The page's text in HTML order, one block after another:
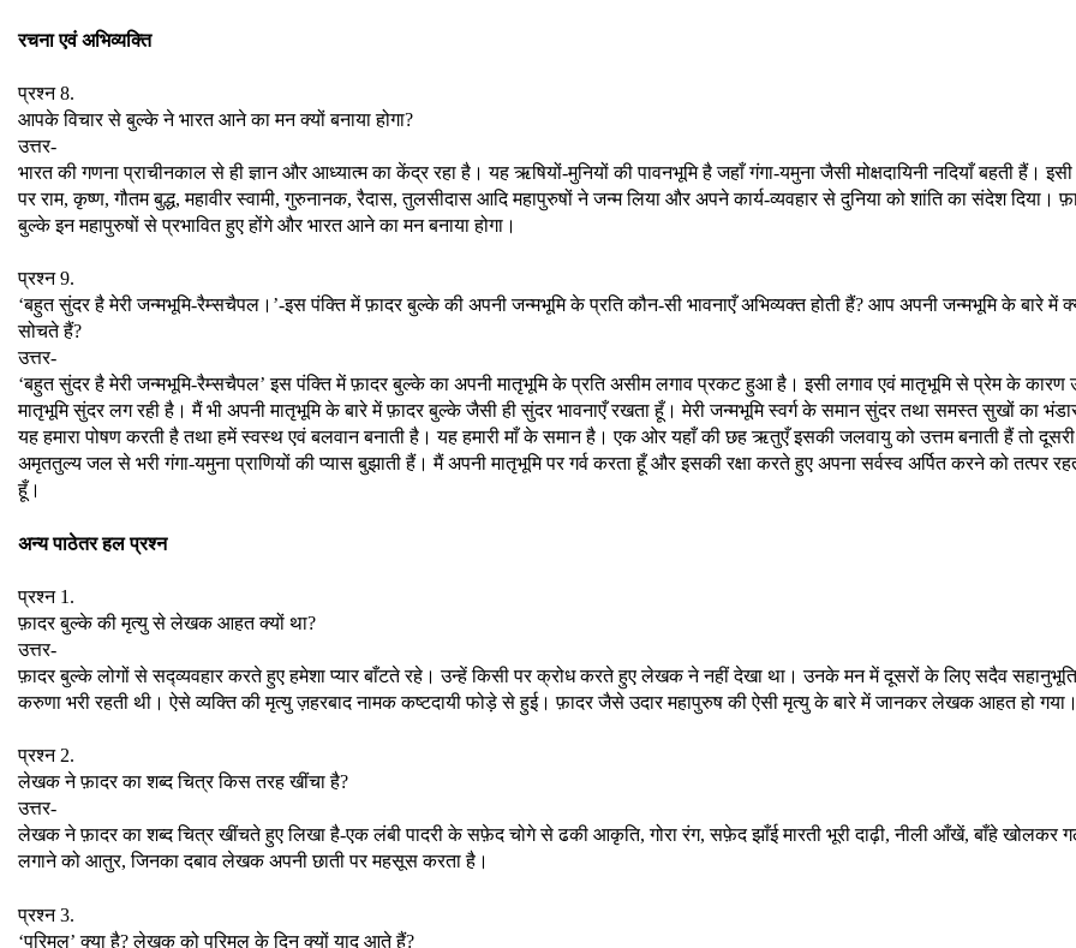
रचना एवं अभिव्यक्ति
प्रश्न 8.
आपके विचार से बुल्के ने भारत आने का मन क्यों बनाया होगा?
उत्तर-
भारत की गणना प्राचीनकाल से ही ज्ञान और आध्यात्म का केंद्र रहा है। यह ऋषियों-मुनियों की पावनभूमि है जहाँ गंगा-यमुना जैसी मोक्षदायिनी नदियाँ बहती हैं। इसी
पर राम, कृष्ण, गौतम बुद्ध, महावीर स्वामी, गुरुनानक, रैदास, तुलसीदास आदि महापुरुषों ने जन्म लिया और अपने कार्य-व्यवहार से दुनिया को शांति का संदेश दिया।
बुल्के इन महापुरुषों से प्रभावित हुए होंगे और भारत आने का मन बनाया होगा।
प्रश्न 9.
‘बहुत सुंदर है मेरी जन्मभूमि-रैम्सचैपल।’-इस पंक्ति में फ़ादर बुल्के की अपनी जन्मभूमि के प्रति कौन-सी भावनाएँ अभिव्यक्त होती हैं? आप अपनी जन्मभूमि के बारे में
सोचते हैं?
उत्तर-
‘बहुत सुंदर है मेरी जन्मभूमि-रैम्सचैपल’ इस पंक्ति में फ़ादर बुल्के का अपनी मातृभूमि के प्रति असीम लगाव प्रकट हुआ है। इसी लगाव एवं मातृभूमि से प्रेम के कारण
मातृभूमि सुंदर लग रही है। मैं भी अपनी मातृभूमि के बारे में फ़ादर बुल्के जैसी ही सुंदर भावनाएँ रखता हूँ। मेरी जन्मभूमि स्वर्ग के समान सुंदर तथा समस्त सुखों का
यह हमारा पोषण करती है तथा हमें स्वस्थ एवं बलवान बनाती है। यह हमारी माँ के समान है। एक ओर यहाँ की छह ऋतुएँ इसकी जलवायु को उत्तम बनाती हैं तो
अमृततुल्य जल से भरी गंगा-यमुना प्राणियों की प्यास बुझाती हैं। मैं अपनी मातृभूमि पर गर्व करता हूँ और इसकी रक्षा करते हुए अपना सर्वस्व अर्पित करने को तत्पर
हूँ।
अन्य पाठेतर हल प्रश्न
प्रश्न 1.
फ़ादर बुल्के की मृत्यु से लेखक आहत क्यों था?
उत्तर-
फ़ादर बुल्के लोगों से सद्व्यवहार करते हुए हमेशा प्यार बाँटते रहे। उन्हें किसी पर क्रोध करते हुए लेखक ने नहीं देखा था। उनके मन में दूसरों के लिए सदैव
करुणा भरी रहती थी। ऐसे व्यक्ति की मृत्यु ज़हरबाद नामक कष्टदायी फोड़े से हुई। फ़ादर जैसे उदार महापुरुष की ऐसी मृत्यु के बारे में जानकर लेखक आहत हो गया।
प्रश्न 2.
लेखक ने फ़ादर का शब्द चित्र किस तरह खींचा है?
उत्तर-
लेखक ने फ़ादर का शब्द चित्र खींचते हुए लिखा है-एक लंबी पादरी के सफ़ेद चोगे से ढकी आकृति, गोरा रंग, सफ़ेद झाँई मारती भूरी दाढ़ी, नीली आँखें, बाँहे खोलकर
लगाने को आतुर, जिनका दबाव लेखक अपनी छाती पर महसूस करता है।
प्रश्न 3.
‘परिमल’ क्या है? लेखक को परिमल के दिन क्यों याद आते हैं?